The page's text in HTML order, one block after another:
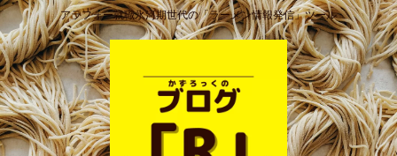
アラフォー就職氷河期世代の「ラーメン情報発信」ツール